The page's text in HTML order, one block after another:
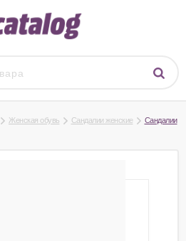
Женская обувь Сандалии женские
Сандалии